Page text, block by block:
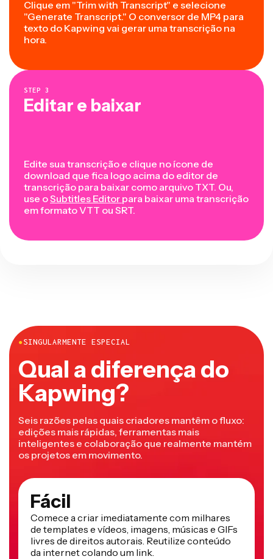
Clique em "Trim with Transcript" e selecione
"Generate Transcript." O conversor de MP4 para
texto do Kapwing vai gerar uma transcrição na
hora.
STEP 3
Editar e baixar
Edite sua transcrição e clique no ícone de
download que fica logo acima do editor de
transcrição para baixar como arquivo TXT. Ou,
use oSubtitles Editor para baixar uma transcrição
em formato VTT ou SRT.
●SINGULARMENTE ESPECIAL
Qual a diferença do
Kapwing?
Seis razões pelas quais criadores mantêm o fluxo:
edições mais rápidas, ferramentas mais
inteligentes e colaboração que realmente mantém
os projetos em movimento.
Fácil
Comece a criar imediatamente com milhares
de templates e vídeos, imagens, músicas e GIFs
livres de direitos autorais. Reutilize conteúdo
da internet colando um link.